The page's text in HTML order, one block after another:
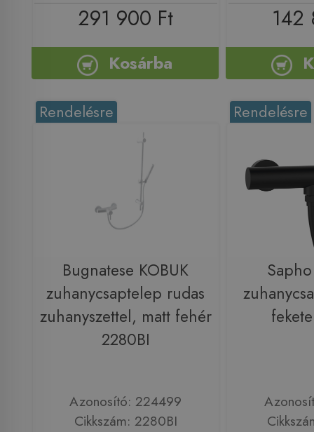
291 900 Ft
Kosárba
142
Rendelésre
Bugnatese KOBUK
zuhanycsaptelep rudas
zuhanyszettel, matt fehér
2280BI
Azonosító: 224499
Cikkszám: 2280BI
Rendelésre